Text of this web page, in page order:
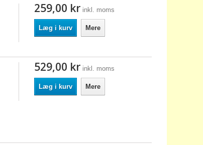
259,00 kr inkl. moms
Læg i kurv Mere
529,00 kr inkl. moms
Læg i kurv Mere